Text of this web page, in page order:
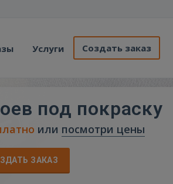
Услуги Создать заказ
под покраску
или посмотри цены
ЗАКАЗ